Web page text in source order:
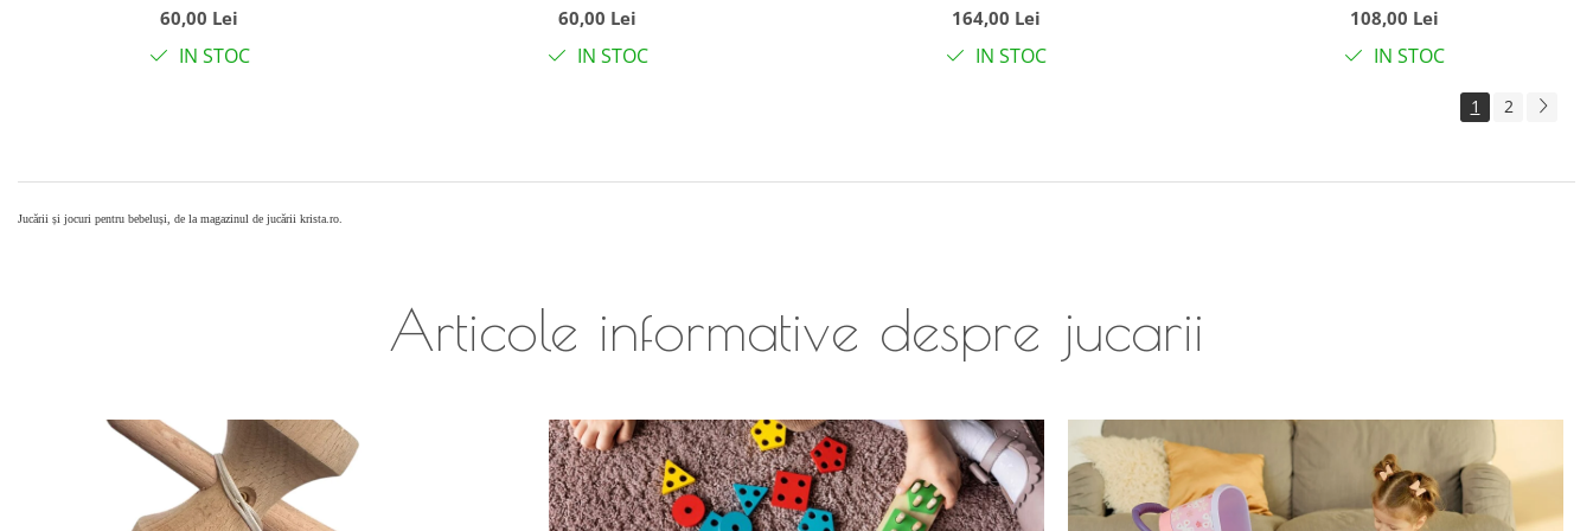
60,00 Lei
IN STOC
60,00 Lei
IN STOC
18 luni+
164,00 Lei
IN STOC
108,00 Lei
IN STOC
1 2
Jucării și jocuri pentru bebeluși, de la magazinul de jucării krista.ro.
Articole informative despre jucarii